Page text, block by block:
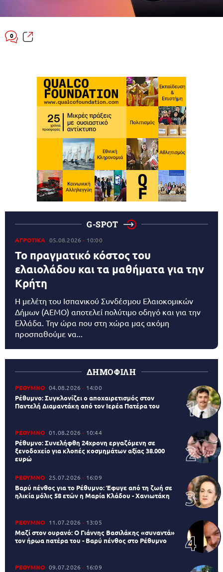
0
G-SPOT
ΑΓΡΟΤΙΚΑ 05.08.2026 10:00
Το πραγματικό κόστος του
ελαιολάδου και τα μαθήματα για την
Κρήτη
Η μελέτη του Ισπανικού Συνδέσμου Ελαιοκομικών
Δήμων (AEMO) αποτελεί πολύτιμο οδηγό και για την
Ελλάδα. Την ώρα που στη χώρα μας ακόμη
προσπαθούμε να...
ΔΗΜΟΦΙΛΗ
ΡΕΘΥΜΝΟ 04.08.2026 14:00
Ρέθυμνο: Συγκλονίζει ο αποχαιρετισμός στον
Παντελή Διαμαντάκη από τον Ιερέα Πατέρα του
ΡΕΘΥΜΝΟ 01.08.2026 10:44
Ρέθυμνο: Συνελήφθη 24χρονη εργαζόμενη σε
ξενοδοχείο για κλοπές κοσμημάτων αξίας 38.000
ευρώ
ΡΕΘΥΜΝΟ 25.07.2026 16:09
Βαρύ πένθος για το Ρέθυμνο: Έφυγε από τη ζωή σε
ηλικία μόλις 58 ετών η Μαρία Κλάδου - Χανιωτάκη
ΡΕΘΥΜΝΟ 11.07.2026 13:05
Μαζί στον ουρανό: Ο Γιάννης Βασιλάκης «συναντά»
τον ήρωα πατέρα του - Βαρύ πένθος στο Ρέθυμνο
ΡΕΘΥΜΝΟ 09.07.2026 16:09